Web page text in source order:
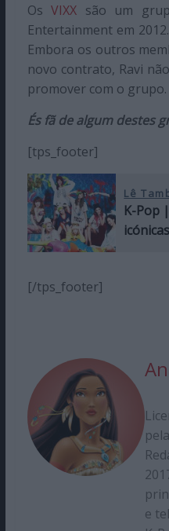
OsVIXX são um
Entertainment em
Embora os outros
novo contrato, Ravi
promover com o grupo.
És fã de algum destes
[tps_footer]
Lê
K-Pop
[/tps_footer]
e